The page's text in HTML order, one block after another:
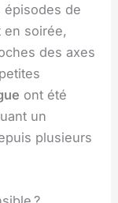
épisodes de
en soirée,
des axes
ont été
un
plusieurs